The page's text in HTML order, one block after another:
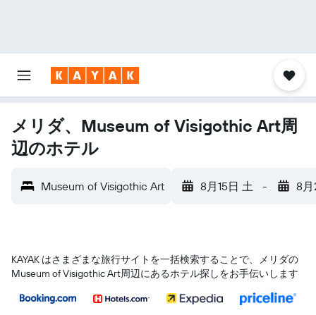
メリダ、Museum of Visigothic Art周
辺のホテル
Museum of Visigothic Art 8月15日 土 - 8
KAYAK はさまざまな旅行サイトを一括検索することで、メリダ​の
Museum of Visigothic Art​周辺にあるホテル探しをお手伝いします